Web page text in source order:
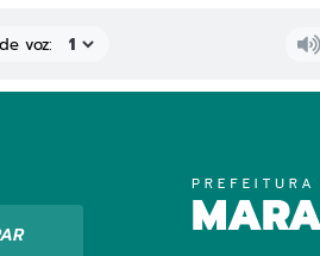
voz: